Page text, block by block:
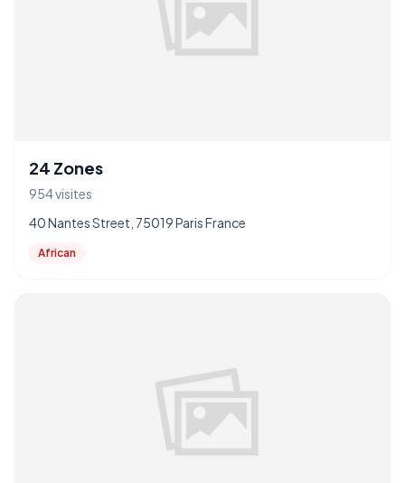
24 Zones
954 visites
40 Nantes Street, 75019 Paris France
African